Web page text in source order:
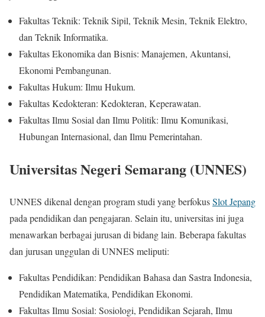
Fakultas Teknik: Teknik Sipil, Teknik Mesin, Teknik Elektro,
dan Teknik Informatika.
Fakultas Ekonomika dan Bisnis: Manajemen, Akuntansi,
Ekonomi Pembangunan.
Fakultas Hukum: Ilmu Hukum.
Fakultas Kedokteran: Kedokteran, Keperawatan.
Fakultas Ilmu Sosial dan Ilmu Politik: Ilmu Komunikasi,
Hubungan Internasional, dan Ilmu Pemerintahan.
Universitas Negeri Semarang (UNNES)
UNNES dikenal dengan program studi yang berfokusSlot Jepang
pada pendidikan dan pengajaran. Selain itu, universitas ini juga
menawarkan berbagai jurusan di bidang lain. Beberapa fakultas
dan jurusan unggulan di UNNES meliputi:
Fakultas Pendidikan: Pendidikan Bahasa dan Sastra Indonesia,
Pendidikan Matematika, Pendidikan Ekonomi.
Fakultas Ilmu Sosial: Sosiologi, Pendidikan Sejarah, Ilmu